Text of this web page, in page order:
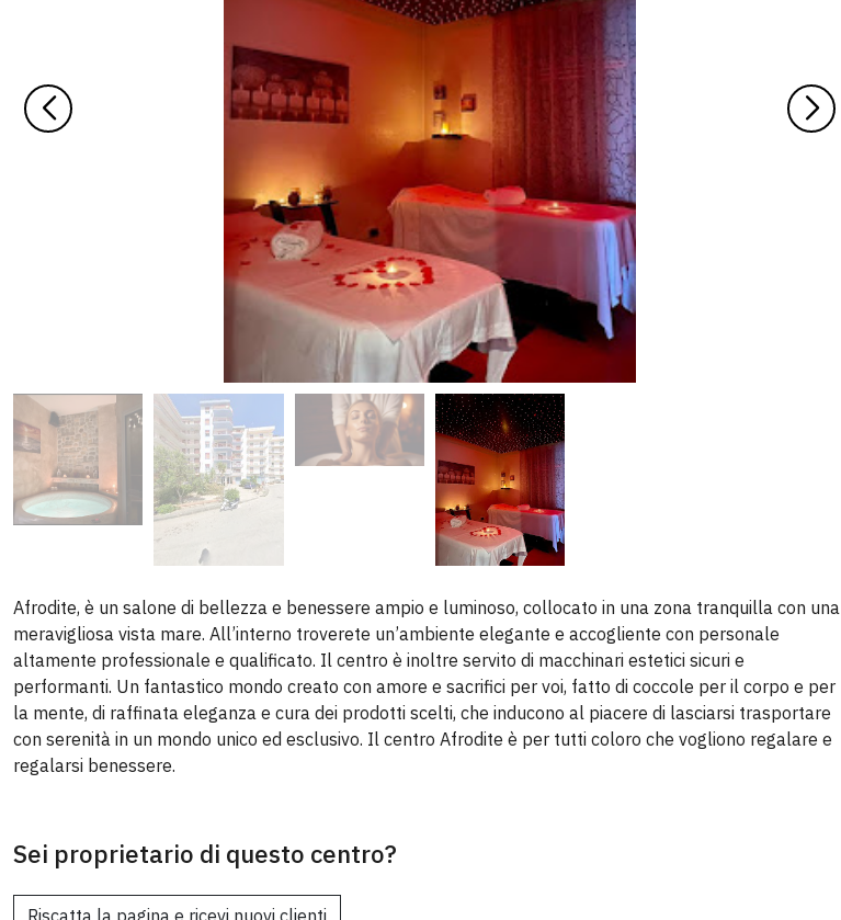
Afrodite, è un salone di bellezza e benessere ampio e luminoso, collocato in una zona tranquilla con una
meravigliosa vista mare. All’interno troverete un’ambiente elegante e accogliente con personale
altamente professionale e qualificato. Il centro è inoltre servito di macchinari estetici sicuri e
performanti. Un fantastico mondo creato con amore e sacrifici per voi, fatto di coccole per il corpo e per
la mente, di raffinata eleganza e cura dei prodotti scelti, che inducono al piacere di lasciarsi trasportare
con serenità in un mondo unico ed esclusivo. Il centro Afrodite è per tutti coloro che vogliono regalare e
regalarsi benessere.
Sei proprietario di questo centro?